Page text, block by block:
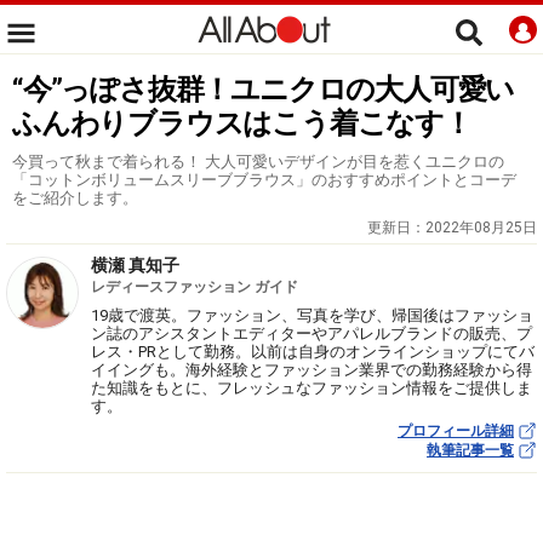
“今”っぽさ抜群！ユニクロの大人可愛い
ふんわりブラウスはこう着こなす！
今買って秋まで着られる！ 大人可愛いデザインが目を惹くユニクロの
「コットンボリュームスリーブブラウス」のおすすめポイントとコーデ
をご紹介します。
更新日： 2022年08月25日
横瀬 真知子
レディースファッション ガイド
19歳で渡英。ファッション、写真を学び、帰国後はファッショ
ン誌のアシスタントエディターやアパレルブランドの販売、プ
レス・PRとして勤務。以前は自身のオンラインショップにてバ
イイングも。海外経験とファッション業界での勤務経験から得
た知識をもとに、フレッシュなファッション情報をご提供しま
す。
プロフィール詳細
執筆記事一覧